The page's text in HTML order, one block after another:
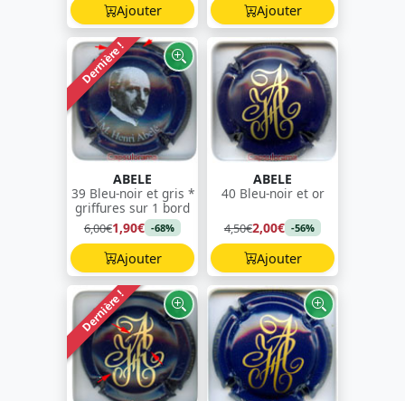
Ajouter Ajouter
Dernière !
ABELE
39 Bleu-noir et gris *
griffures sur 1 bord
6,00€1,90€ -68%
Ajouter
ABELE
40 Bleu-noir et or
4,50€2,00€ -56%
Ajouter
Dernière !